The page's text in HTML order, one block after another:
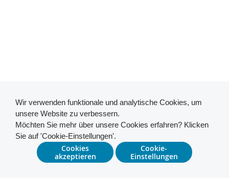
Wir verwenden funktionale und analytische Cookies, um
unsere Website zu verbessern.
Möchten Sie mehr über unsere Cookies erfahren? Klicken
Sie auf 'Cookie-Einstellungen'.
Cookies
akzeptieren
Cookie-
Einstellungen